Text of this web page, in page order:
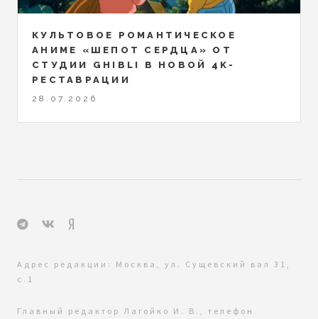
КУЛЬТОВОЕ РОМАНТИЧЕСКОЕ
АНИМЕ «ШЕПОТ СЕРДЦА» ОТ
СТУДИИ GHIBLI В НОВОЙ 4K-
РЕСТАВРАЦИИ
28.07.2026
Адрес редакции: Москва, ул. Сущевский вал 31,
с.1
Главный редактор Лагойко И. В., телефон